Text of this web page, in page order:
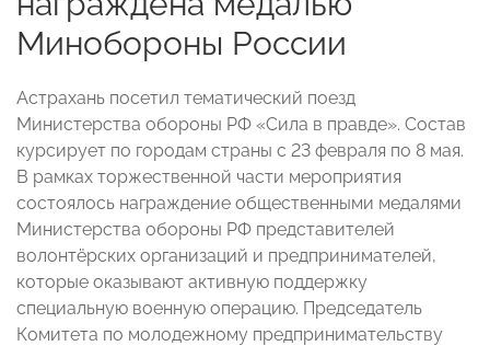
Минобороны России
Астрахань посетил тематический поезд
Министерства обороны РФ «Сила в правде». Состав
курсирует по городам страны с 23 февраля по 8 мая.
В рамках торжественной части мероприятия
состоялось награждение общественными медалями
Министерства обороны РФ представителей
волонтёрских организаций и предпринимателей,
которые оказывают активную поддержку
специальную военную операцию. Председатель
Комитета по молодежному предпринимательству